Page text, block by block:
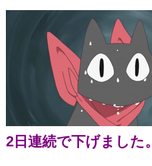
2日連続で下げました。